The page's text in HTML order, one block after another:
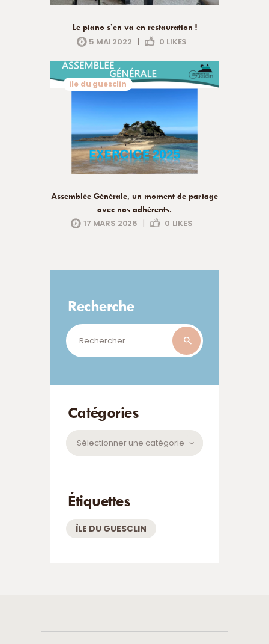
Le piano s’en va en restauration !
5 MAI 2022 | 0 LIKES
ile du guesclin
Assemblée Générale, un moment de partage
avec nos adhérents.
17 MARS 2026 | 0 LIKES
Recherche
Rechercher :
Catégories
Catégories
Étiquettes
ÎLE DU GUESCLIN